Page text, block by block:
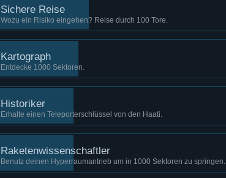
Sichere Reise
Wozu ein Risiko eingehen? Reise durch 100 Tore.
Kartograph
Entdecke 1000 Sektoren.
Historiker
Erhalte einen Teleporterschlüssel von den Haati.
Raketenwissenschaftler
Benutz deinen Hyperraumantrieb um in 1000 Sektoren zu springen.